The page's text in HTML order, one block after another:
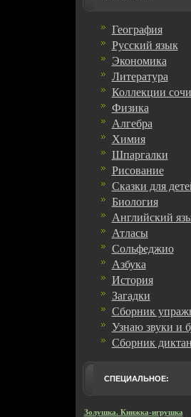
География
Русский язык
Экономика
Литература
Коллекции
Физика
Алгебра
Химия
Шпаргалки
Рисование
Сказки для
Биология
Английский
Атласы
Сольфеджио
Азбука
История
Загадки
Сборник
Узнаю звуки и
Сборник
СПЕЦИАЛЬНОЕ:
Золушка. Книжка-игрушка